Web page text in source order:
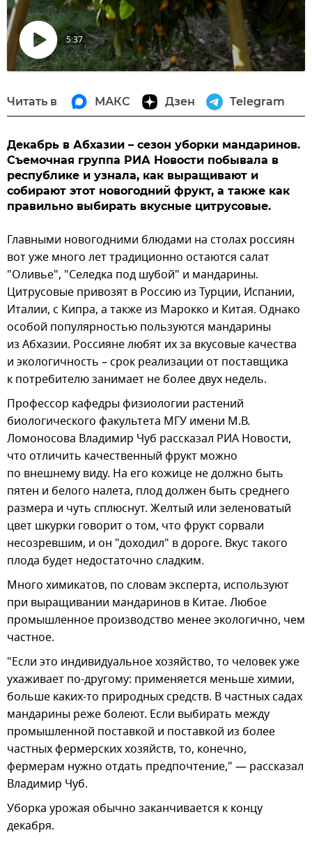
Воспроизвести
5:37
Читать в МАКС Дзен Telegram
Декабрь в Абхазии – сезон уборки мандаринов.
Съемочная группа РИА Новости побывала в
республике и узнала, как выращивают и
собирают этот новогодний фрукт, а также как
правильно выбирать вкусные цитрусовые.
Главными новогодними блюдами на столах россиян
вот уже много лет традиционно остаются салат
"Оливье", "Селедка под шубой" и мандарины.
Цитрусовые привозят в Россию из Турции, Испании,
Италии, с Кипра, а также из Марокко и Китая. Однако
особой популярностью пользуются мандарины
из Абхазии. Россияне любят их за вкусовые качества
и экологичность – срок реализации от поставщика
к потребителю занимает не более двух недель.
Профессор кафедры физиологии растений
биологического факультета МГУ имени М.В.
Ломоносова Владимир Чуб рассказал РИА Новости,
что отличить качественный фрукт можно
по внешнему виду. На его кожице не должно быть
пятен и белого налета, плод должен быть среднего
размера и чуть сплюснут. Желтый или зеленоватый
цвет шкурки говорит о том, что фрукт сорвали
несозревшим, и он "доходил" в дороге. Вкус такого
плода будет недостаточно сладким.
Много химикатов, по словам эксперта, используют
при выращивании мандаринов в Китае. Любое
промышленное производство менее экологично, чем
частное.
"Если это индивидуальное хозяйство, то человек уже
ухаживает по-другому: применяется меньше химии,
больше каких-то природных средств. В частных садах
мандарины реже болеют. Если выбирать между
промышленной поставкой и поставкой из более
частных фермерских хозяйств, то, конечно,
фермерам нужно отдать предпочтение," — рассказал
Владимир Чуб.
Уборка урожая обычно заканчивается к концу
декабря.